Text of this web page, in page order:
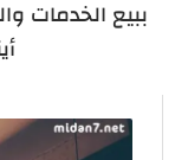
ببيع الخدمات